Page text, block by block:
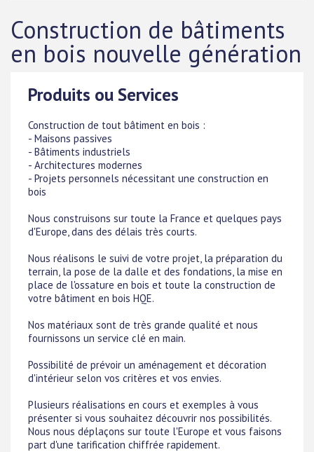
Construction de bâtiments
en bois nouvelle génération
Produits ou Services
Construction de tout bâtiment en bois :
- Maisons passives
- Bâtiments industriels
- Architectures modernes
- Projets personnels nécessitant une construction en
bois
Nous construisons sur toute la France et quelques pays
d'Europe, dans des délais très courts.
Nous réalisons le suivi de votre projet, la préparation du
terrain, la pose de la dalle et des fondations, la mise en
place de l'ossature en bois et toute la construction de
votre bâtiment en bois HQE.
Nos matériaux sont de très grande qualité et nous
fournissons un service clé en main.
Possibilité de prévoir un aménagement et décoration
d'intérieur selon vos critères et vos envies.
Plusieurs réalisations en cours et exemples à vous
présenter si vous souhaitez découvrir nos possibilités.
Nous nous déplaçons sur toute l'Europe et vous faisons
part d'une tarification chiffrée rapidement.